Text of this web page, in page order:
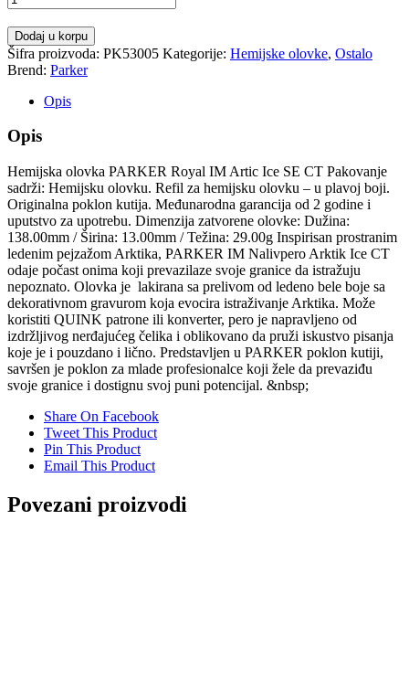
Dodaj u korpu
Šifra proizvoda: PK53005 Kategorije: Hemijske olovke, Ostalo
Brend: Parker
Opis
Opis
Hemijska olovka PARKER Royal IM Artic Ice SE CT Pakovanje
sadrži: Hemijsku olovku. Refil za hemijsku olovku – u plavoj boji.
Originalna poklon kutija. Međunarodna garancija od 2 godine i
uputstvo za upotrebu. Dimenzija zatvorene olovke: Dužina:
138.00mm / Širina: 13.00mm / Težina: 29.00g Inspirisan prostranim
ledenim pejzažom Arktika, PARKER IM Nalivpero Arktik Ice CT
odaje počast onima koji prevazilaze svoje granice da istražuju
nepoznato. Olovka je lakirana sa prelivom od ledeno bele boje sa
dekorativnom gravurom koja evocira istraživanje Arktika. Može
koristiti QUINK patrone ili konverter, pero je napravljeno od
izdržljivog nerđajućeg čelika i oblikovano da pruži iskustvo pisanja
koje je i pouzdano i lično. Predstavljen u PARKER poklon kutiji,
savršen je poklon za mlade profesionalce koji žele da prevaziđu
svoje granice i dostignu svoj puni potencijal. &nbsp;
Share On Facebook
Tweet This Product
Pin This Product
Email This Product
Povezani proizvodi